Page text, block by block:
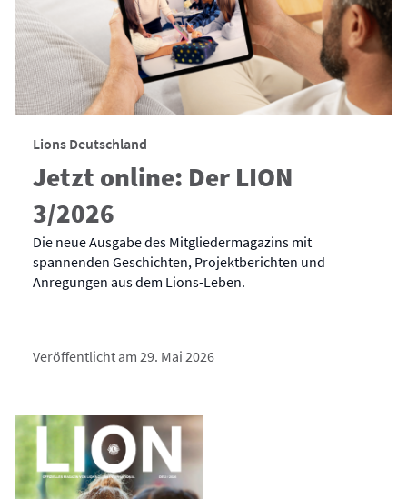
Lions Deutschland
Jetzt online: Der LION
3/2026
Die neue Ausgabe des Mitgliedermagazins mit
spannenden Geschichten, Projektberichten und
Anregungen aus dem Lions-Leben.
Veröffentlicht am 29. Mai 2026